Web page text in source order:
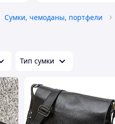
Сумки, чемоданы, портфели
Тип сумки